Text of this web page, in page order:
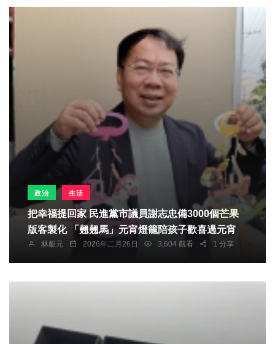
政治 生活
把幸福提回家 民進黨市議員謝志忠備3000個芒果
版客製化 「翹翹馬」元宵燈籠陪孩子歡喜過元宵
林獻元 2026年二月26日 3,604 觀看 1 分享